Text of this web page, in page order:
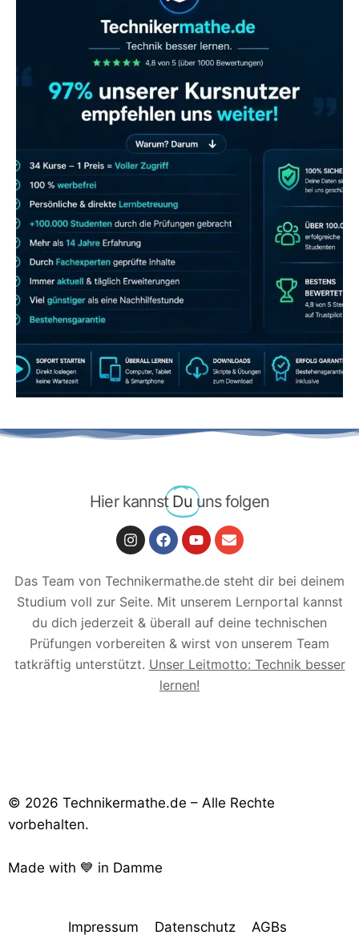
LERNEN
Hier kannst Du uns folgen
Das Team von Technikermathe.de steht dir bei deinem
Studium voll zur Seite. Mit unserem Lernportal kannst
du dich jederzeit & überall auf deine technischen
Prüfungen vorbereiten & wirst von unserem Team
tatkräftig unterstützt. Unser Leitmotto: Technik besser
lernen!
© 2026 Technikermathe.de – Alle Rechte
vorbehalten.
Made with 💙 in Damme
Impressum Datenschutz AGBs